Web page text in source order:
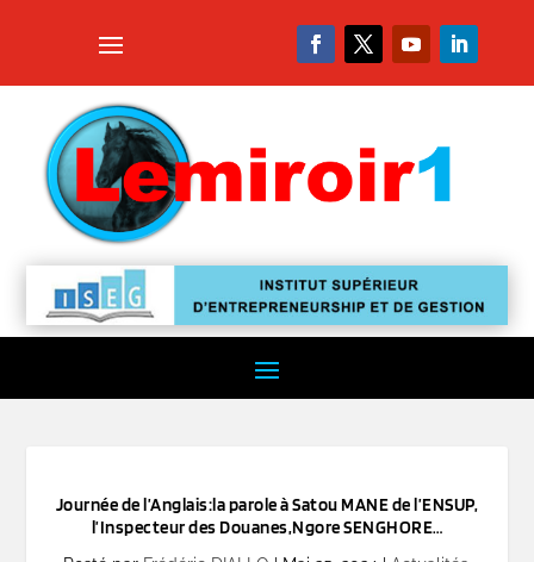
Journée de l’Anglais:la parole à Satou MANE de l’ENSUP,
l’Inspecteur des Douanes,Ngore SENGHORE…